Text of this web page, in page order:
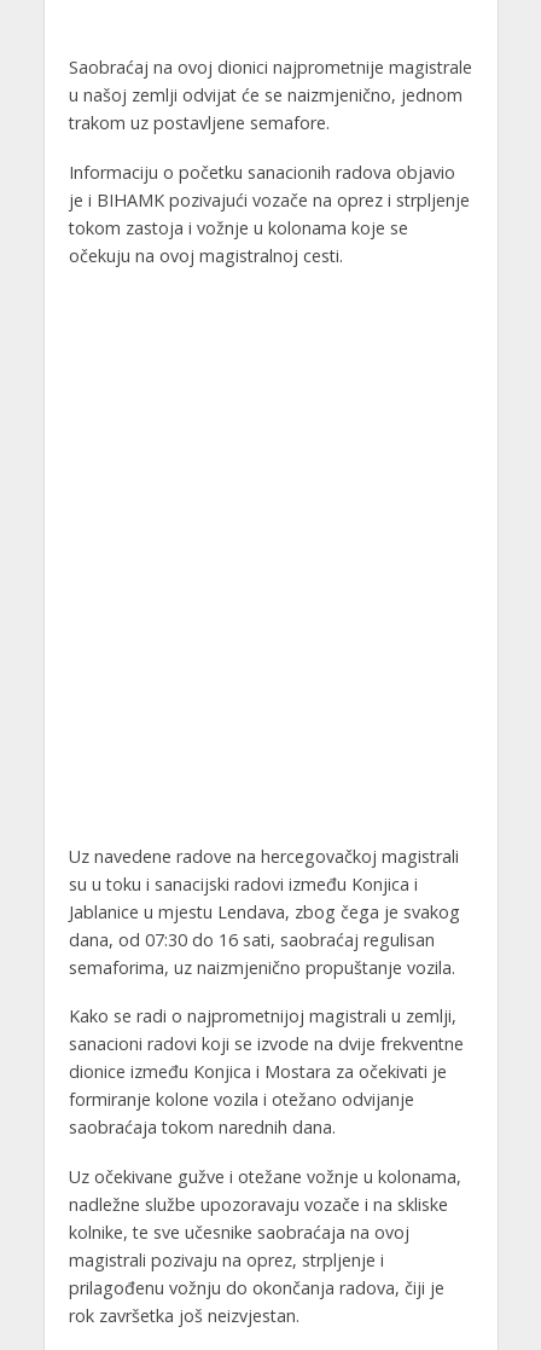
Saobraćaj na ovoj dionici najprometnije magistrale
u našoj zemlji odvijat će se naizmjenično, jednom
trakom uz postavljene semafore.
Informaciju o početku sanacionih radova objavio
je i BIHAMK pozivajući vozače na oprez i strpljenje
tokom zastoja i vožnje u kolonama koje se
očekuju na ovoj magistralnoj cesti.
Uz navedene radove na hercegovačkoj magistrali
su u toku i sanacijski radovi između Konjica i
Jablanice u mjestu Lendava, zbog čega je svakog
dana, od 07:30 do 16 sati, saobraćaj regulisan
semaforima, uz naizmjenično propuštanje vozila.
Kako se radi o najprometnijoj magistrali u zemlji,
sanacioni radovi koji se izvode na dvije frekventne
dionice između Konjica i Mostara za očekivati je
formiranje kolone vozila i otežano odvijanje
saobraćaja tokom narednih dana.
Uz očekivane gužve i otežane vožnje u kolonama,
nadležne službe upozoravaju vozače i na skliske
kolnike, te sve učesnike saobraćaja na ovoj
magistrali pozivaju na oprez, strpljenje i
prilagođenu vožnju do okončanja radova, čiji je
rok završetka još neizvjestan.